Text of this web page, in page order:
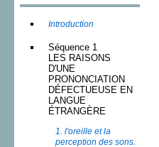
Introduction
Séquence 1
LES RAISONS
D'UNE
PRONONCIATION
DÉFECTUEUSE EN
LANGUE
ÉTRANGÈRE
1. l'oreille et la
perception des sons.